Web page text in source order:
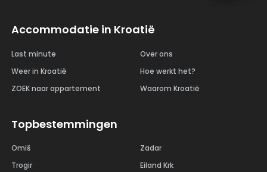
Accommodatie in Kroatië
Last minute
Weer in Kroatië
ZOEK naar appartement
Over ons
Hoe werkt het?
Waarom Kroatië
Topbestemmingen
Omiš
Trogir
Zadar
Eiland Krk